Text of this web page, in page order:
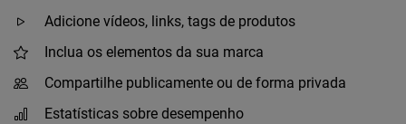
Adicione vídeos, links, tags de produtos
Inclua os elementos da sua marca
Compartilhe publicamente ou de forma privada
Estatísticas sobre desempenho